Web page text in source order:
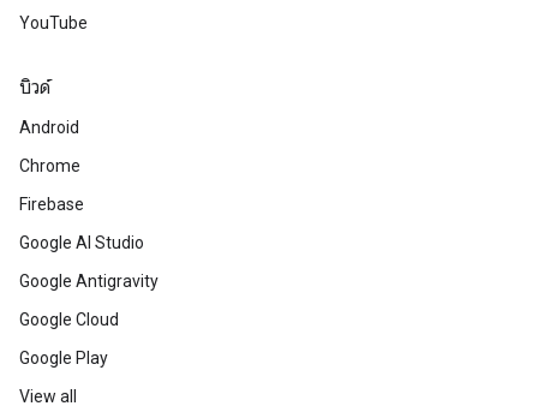
YouTube
บิวด์
Android
Chrome
Firebase
Google AI Studio
Google Antigravity
Google Cloud
Google Play
View all